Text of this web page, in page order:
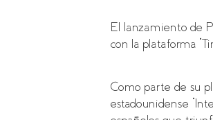
El lanzamiento de
con la plataforma
Como parte de su
estadounidense